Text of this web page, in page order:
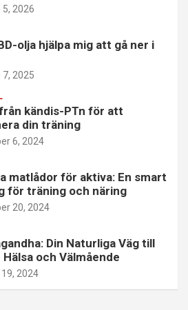
2026
olja hjälpa mig att gå ner i
2025
kändis-PTn för att
din träning
6, 2024
matlådor för aktiva: En smart
för träning och näring
20, 2024
Din Naturliga Väg till
och Välmående
2024